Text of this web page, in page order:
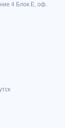
4 Блок Е, оф.